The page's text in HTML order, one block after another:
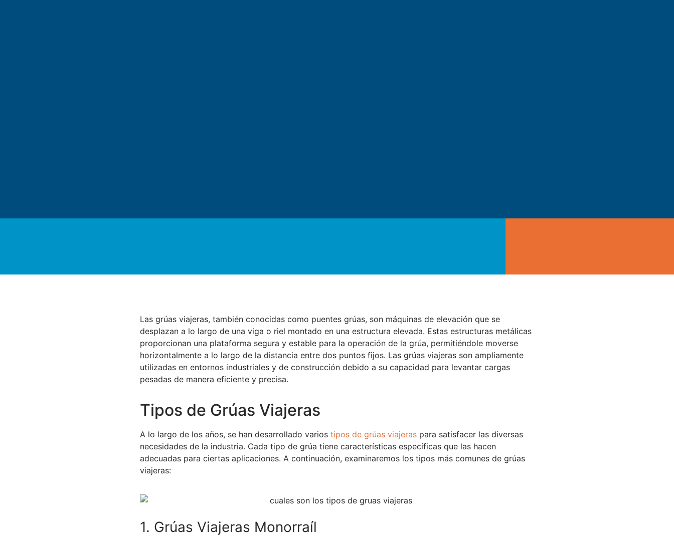
Las grúas viajeras, también conocidas como puentes grúas, son máquinas de elevación que se
desplazan a lo largo de una viga o riel montado en una estructura elevada. Estas estructuras metálicas
proporcionan una plataforma segura y estable para la operación de la grúa, permitiéndole moverse
horizontalmente a lo largo de la distancia entre dos puntos fijos. Las grúas viajeras son ampliamente
utilizadas en entornos industriales y de construcción debido a su capacidad para levantar cargas
pesadas de manera eficiente y precisa.
Tipos de Grúas Viajeras
A lo largo de los años, se han desarrollado varios tipos de grúas viajeraspara satisfacer las diversas
necesidades de la industria. Cada tipo de grúa tiene características específicas que las hacen
adecuadas para ciertas aplicaciones. A continuación, examinaremos los tipos más comunes de grúas
viajeras:
1. Grúas Viajeras Monorraíl